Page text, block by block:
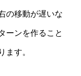
の移動が遅いな
ーンを作ること
ます。